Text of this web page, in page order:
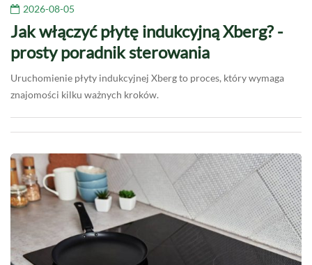
2026-08-05
Jak włączyć płytę indukcyjną Xberg? -
prosty poradnik sterowania
Uruchomienie płyty indukcyjnej Xberg to proces, który wymaga
znajomości kilku ważnych kroków.